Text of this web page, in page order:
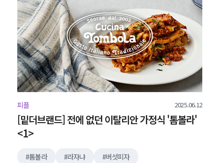
피플 2025.06.12
[밑더브랜드] 전에 없던 이탈리안 가정식 '톰볼라'
<1>
톰볼라 라자냐 버섯피자